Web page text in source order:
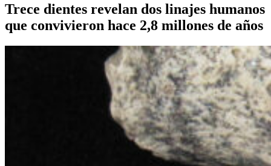
Trece dientes revelan dos linajes humanos
que convivieron hace 2,8 millones de años